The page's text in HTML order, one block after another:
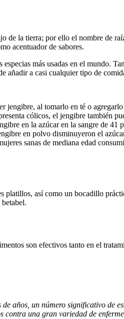
la tierra; por ello el nombre de
acentuador de sabores.
más usadas en el mundo.
a casi cualquier tipo de
jengibre, al tomarlo en té o
cólicos, el jengibre también
en la azúcar en la sangre de
en polvo disminuyeron el
sanas de mediana edad
así como un bocadillo
son efectivos tanto en el
años, un número significativo
contra una gran variedad de